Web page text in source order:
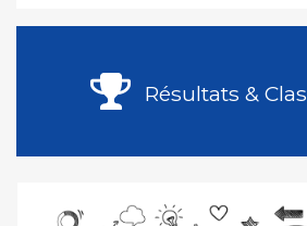
Résultats &